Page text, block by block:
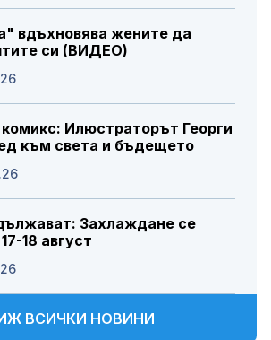
вдъхновява жените да
си (ВИДЕО)
Илюстраторът Георги
към света и бъдещето
Захлаждане се
18 август
ВСИЧКИ НОВИНИ